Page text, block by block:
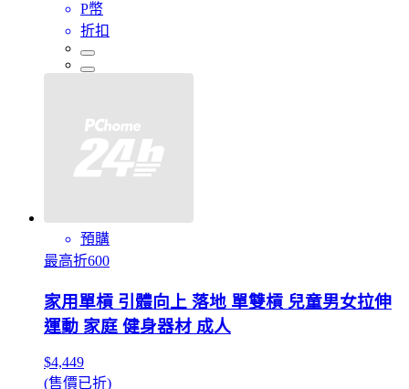
P幣
折扣
預購
最高折600
家用單槓 引體向上 落地 單雙槓 兒童男女拉伸
運動 家庭 健身器材 成人
$4,449
(售價已折)